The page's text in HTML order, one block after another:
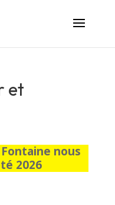
et
nous
2026